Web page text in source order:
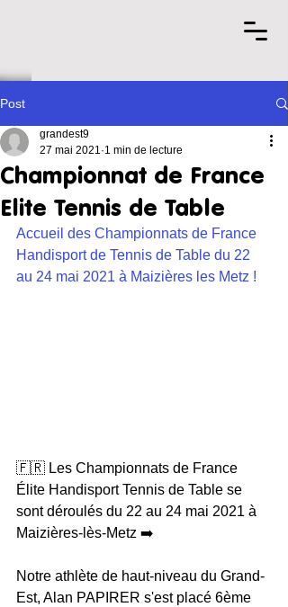
Post
Championnat de France
Elite Tennis de Table
grandest9
27 mai 2021 1 min de lecture
Accueil des Championnats de France
Handisport de Tennis de Table du 22
au 24 mai 2021 à Maizières les Metz !
🇫🇷 Les Championnats de France
Élite Handisport Tennis de Table se
sont déroulés du 22 au 24 mai 2021 à
Maizières-lès-Metz ➡️
Notre athlète de haut-niveau du Grand-
Est, Alan PAPIRER s'est placé 6ème